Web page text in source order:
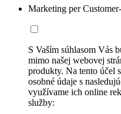
Marketing per
S Vaším súhlasom Vás
mimo našej webovej
produkty. Na tento účel
osobné údaje s
využívame ich online
služby: